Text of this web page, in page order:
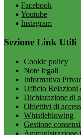
Facebook
Youtube
Instagram
Sezione Link Utili
Cookie policy
Note legali
Informativa
Ufficio Relazioni
Dichiarazione di
Obiettivi di
Whistleblowing
Gestione
Amministrazione